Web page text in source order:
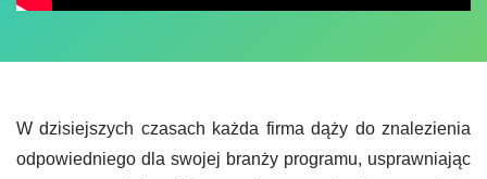
W dzisiejszych czasach każda firma dąży do znalezienia
odpowiedniego dla swojej branży programu, usprawniając